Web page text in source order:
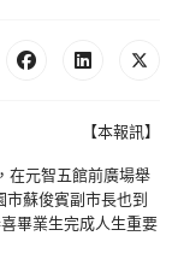
【本報訊】
在元智五館前廣場舉
蘇俊賓副市長也到
畢業生完成人生重要